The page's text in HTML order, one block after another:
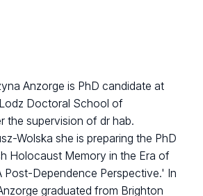
Anzorge is PhD candidate at
Doctoral School of
the supervision of dr hab.
Wolska she is preparing the PhD
Holocaust Memory in the Era of
Post-Dependence Perspective.' In
graduated from Brighton